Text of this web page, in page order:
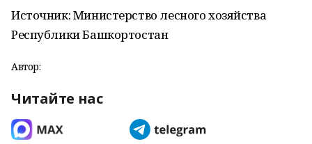
Источник: Министерство лесного хозяйства
Республики Башкортостан
Автор:
Читайте нас